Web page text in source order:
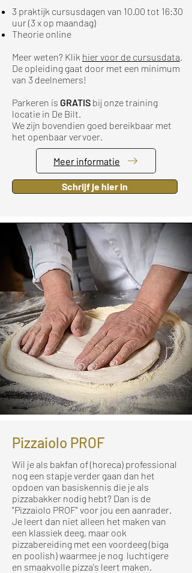
3 praktijk cursusdagen van 10.00 tot 16:30
uur (3 x op maandag)
Theorie online
Meer weten? Klik hier voor de cursusdata.
De opleiding gaat door met een minimum
van 3 deelnemers!
Parkeren is GRATIS bij onze training
locatie in De Bilt.
We zijn bovendien goed bereikbaar met
het openbaar vervoer.
Meer informatie
Schrijf je hier in
Pizzaiolo PROF
Wil je als bakfan of (horeca) professional
nog een stapje verder gaan dan het
opdoen van basiskennis die je als
pizzabakker nodig hebt? Dan is de
"Pizzaiolo PROF" voor jou een aanrader.
Je leert dan niet alleen het maken van
een klassiek deeg, maar ook
pizzabereiding met een voordeeg (biga
en poolish) waarmee je nog luchtigere
en smaakvolle pizza's leert maken.